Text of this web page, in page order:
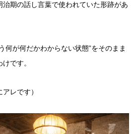
治期の話し言葉で使われていた形跡があ
何が何だかわからない状態”をそのまま
です。
レです）